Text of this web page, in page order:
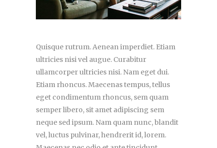
Quisque rutrum. Aenean imperdiet. Etiam
ultricies nisi vel augue. Curabitur
ullamcorper ultricies nisi. Nam eget dui.
Etiam rhoncus. Maecenas tempus, tellus
eget condimentum rhoncus, sem quam
semper libero, sit amet adipiscing sem
neque sed ipsum. Nam quam nunc, blandit
vel, luctus pulvinar, hendrerit id, lorem.